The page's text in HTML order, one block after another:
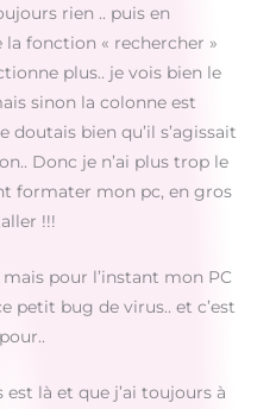
rien .. puis en
la fonction « rechercher »
plus.. je vois bien le
sinon la colonne est
bien qu’il s’agissait
Donc je n’ai plus trop le
formater mon pc, en gros
!!!
pour l’instant mon PC
petit bug de virus.. et c’est
là et que j’ai toujours à